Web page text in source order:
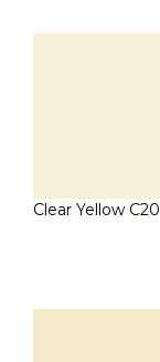
Clear Yellow C20